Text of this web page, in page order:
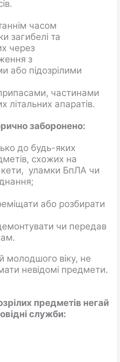
часом
загибелі та
через
з
або підозрілими
частинами
літальних апаратів.
заборонено:
до будь-яких
схожих на
уламки БпЛА чи
або розбирати
чи передав
молодшого віку, не
невідомі предмети.
предметів негай
служби: